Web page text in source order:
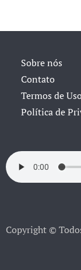
Sobre nós
Contato
Termos de
Política de
Copyright ©